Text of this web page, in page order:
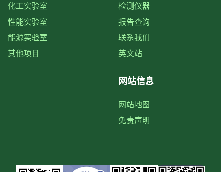
化工实验室
性能实验室
能源实验室
其他项目
检测仪器
报告查询
联系我们
英文站
网站信息
网站地图
免责声明